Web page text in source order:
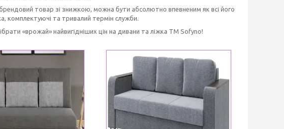
товар зі знижкою, можна бути абсолютно впевненим як всі його
комплектуючі та тривалий термін служби.
«врожай» найвигідніших цін на дивани та ліжка ТМ Sofyno!